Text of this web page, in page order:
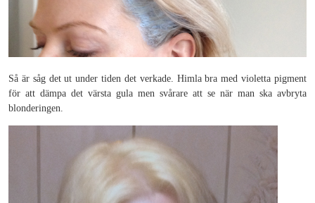
Så är såg det ut under tiden det verkade. Himla bra med violetta pigment
för att dämpa det värsta gula men svårare att se när man ska avbryta
blonderingen.